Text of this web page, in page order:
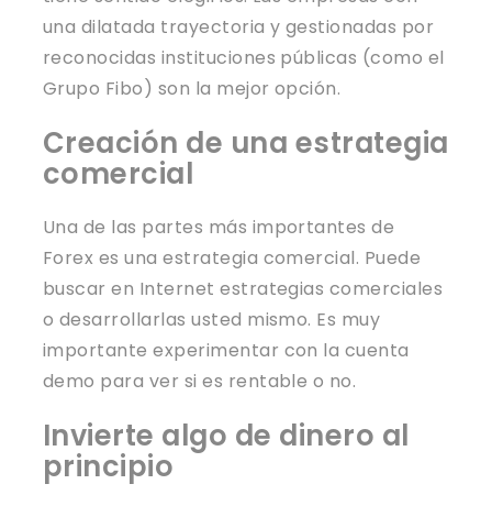
una dilatada trayectoria y gestionadas por
reconocidas instituciones públicas (como el
Grupo Fibo) son la mejor opción.
Creación de una estrategia
comercial
Una de las partes más importantes de
Forex es una estrategia comercial. Puede
buscar en Internet estrategias comerciales
o desarrollarlas usted mismo. Es muy
importante experimentar con la cuenta
demo para ver si es rentable o no.
Invierte algo de dinero al
principio